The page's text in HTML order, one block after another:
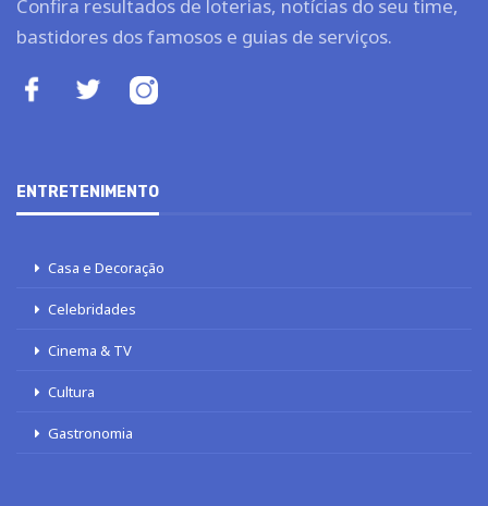
Confira resultados de loterias, notícias do seu time,
bastidores dos famosos e guias de serviços.
ENTRETENIMENTO
Casa e Decoração
Celebridades
Cinema & TV
Cultura
Gastronomia